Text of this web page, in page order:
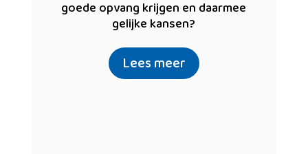
goede opvang krijgen en daarmee
gelijke kansen?
Lees meer